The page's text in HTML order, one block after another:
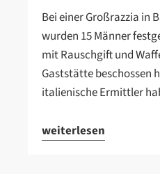
Bei einer Großrazzia in
wurden 15 Männer
mit Rauschgift und
Gaststätte beschossen
italienische Ermittler
weiterlesen